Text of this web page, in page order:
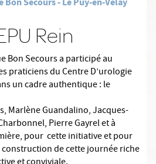
Rein
Bon Secours a participé au
praticiens du Centre D’urologie
un cadre authentique : le
Marlène Guandalino, Jacques-
Pierre Gayrel et à
pour cette initiative et pour
de cette journée riche